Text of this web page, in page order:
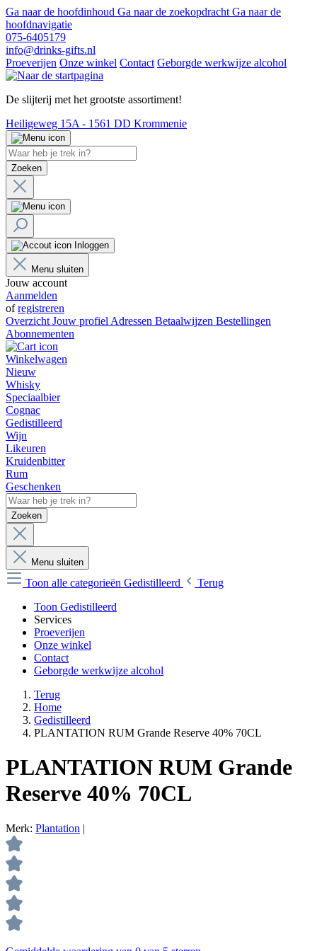
Ga naar de hoofdinhoud Ga naar de zoekopdracht Ga naar de
hoofdnavigatie
075-6405179
info@drinks-gifts.nl
Proeverijen Onze winkel Contact Geborgde werkwijze alcohol
De slijterij met het grootste assortiment!
Heiligeweg 15A - 1561 DD Krommenie
Zoeken
Inloggen
Menu sluiten
Jouw account
Aanmelden
ofregistreren
Overzicht Jouw profiel Adressen Betaalwijzen Bestellingen
Abonnementen
Winkelwagen
Nieuw
Whisky
Speciaalbier
Cognac
Gedistilleerd
Wijn
Likeuren
Kruidenbitter
Rum
Geschenken
Zoeken
Menu sluiten
Toon alle categorieën Gedistilleerd
Terug
Toon Gedistilleerd
Services
Proeverijen
Onze winkel
Contact
Geborgde werkwijze alcohol
Terug
Home
Gedistilleerd
PLANTATION RUM Grande Reserve 40% 70CL
PLANTATION RUM Grande
Reserve 40% 70CL
Merk: Plantation |